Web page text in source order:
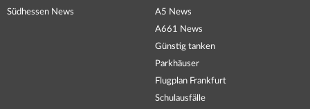
Südhessen News
A5 News
A661 News
Günstig tanken
Parkhäuser
Flugplan Frankfurt
Schulausfälle